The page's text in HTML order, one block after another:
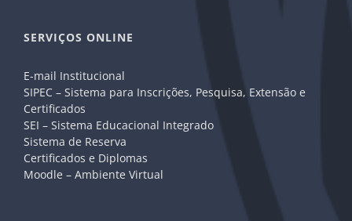
SERVIÇOS ONLINE
E-mail Institucional
SIPEC – Sistema para Inscrições, Pesquisa, Extensão e
Certificados
SEI – Sistema Educacional Integrado
Sistema de Reserva
Certificados e Diplomas
Moodle – Ambiente Virtual